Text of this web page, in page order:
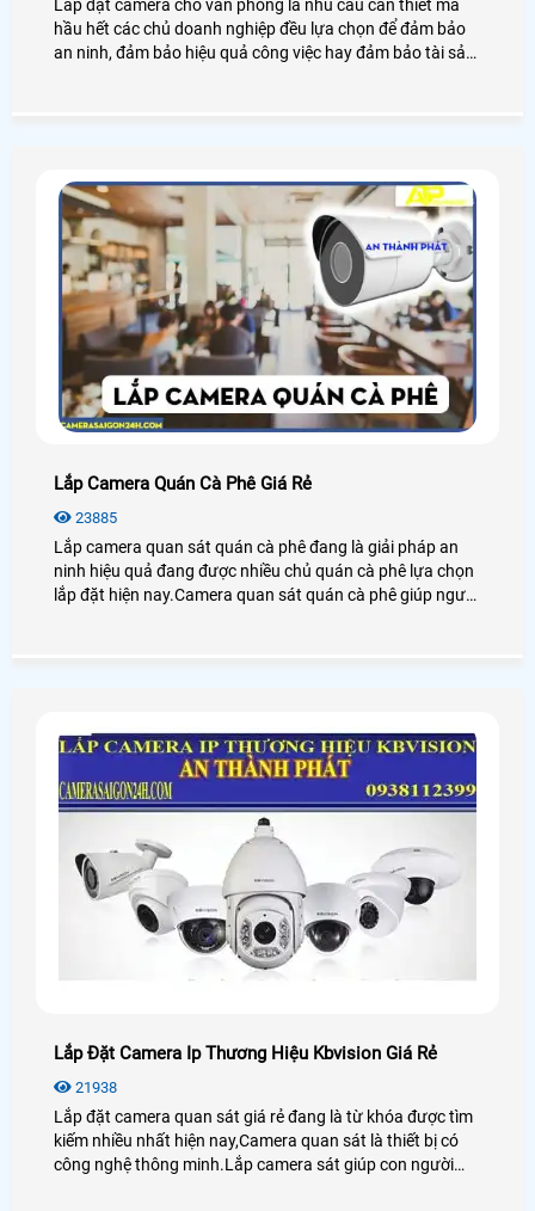
Lắp đặt camera cho văn phòng là nhu cầu cần thiết mà
hầu hết các chủ doanh nghiệp đều lựa chọn để đảm bảo
an ninh, đảm bảo hiệu quả công việc hay đảm bảo tài sản
Lắp Camera Quán Cà Phê Giá Rẻ
23885
Lắp camera quan sát quán cà phê đang là giải pháp an
ninh hiệu quả đang được nhiều chủ quán cà phê lựa chọn
lắp đặt hiện nay.Camera quan sát quán cà phê giúp người
Lắp Đặt Camera Ip Thương Hiệu Kbvision Giá Rẻ
21938
Lắp đặt camera quan sát giá rẻ đang là từ khóa được tìm
kiếm nhiều nhất hiện nay,Camera quan sát là thiết bị có
công nghệ thông minh.Lắp camera sát giúp con người